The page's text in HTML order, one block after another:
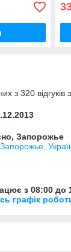
з 320 відгуків
Запорожье
з 08:00 до
графік